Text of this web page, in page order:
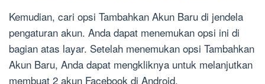
Kemudian, cari opsi Tambahkan Akun Baru di jendela
pengaturan akun. Anda dapat menemukan opsi ini di
bagian atas layar. Setelah menemukan opsi Tambahkan
Akun Baru, Anda dapat mengkliknya untuk melanjutkan
membuat 2 akun Facebook di Android.